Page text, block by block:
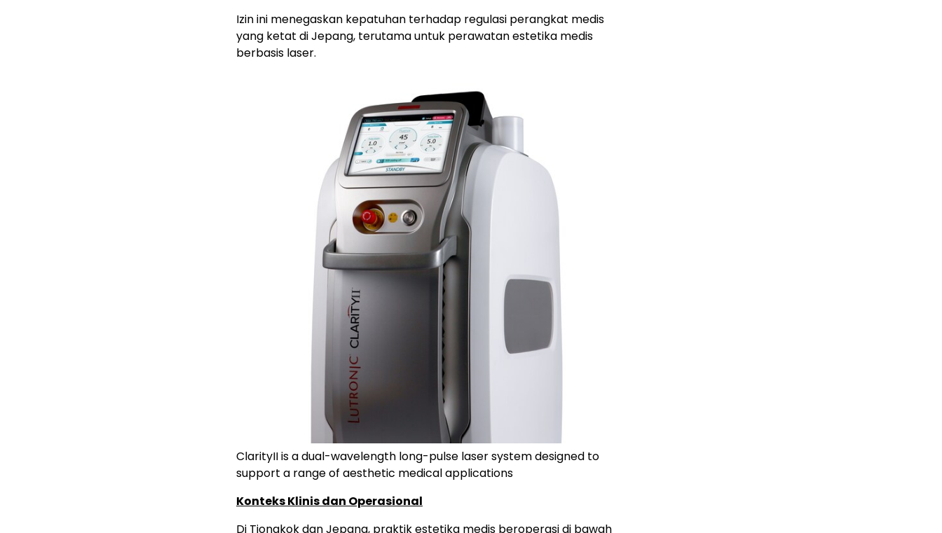
Izin ini menegaskan kepatuhan terhadap regulasi perangkat medis
yang ketat di Jepang, terutama untuk perawatan estetika medis
berbasis laser.
ClarityII is a dual-wavelength long-pulse laser system designed to
support a range of aesthetic medical applications
Konteks Klinis dan Operasional
Di Tiongkok dan Jepang, praktik estetika medis beroperasi di bawah